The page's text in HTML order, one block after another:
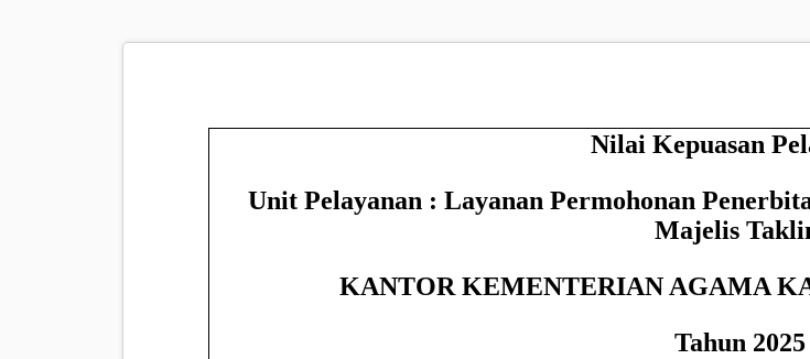
Nilai Kepuasan
Unit Pelayanan : Layanan Permohonan
Majelis
KANTOR KEMENTERIAN AGAMA
Tahun 2025